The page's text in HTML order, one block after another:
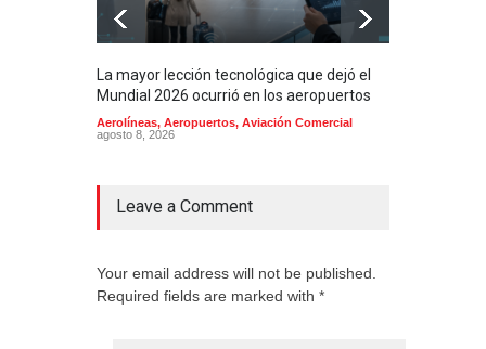
La mayor lección tecnológica que dejó el
Mundial 2026 ocurrió en los aeropuertos
Aerolíneas, Aeropuertos, Aviación Comercial
agosto 8, 2026
Leave a Comment
Your email address will not be published.
Required fields are marked with *